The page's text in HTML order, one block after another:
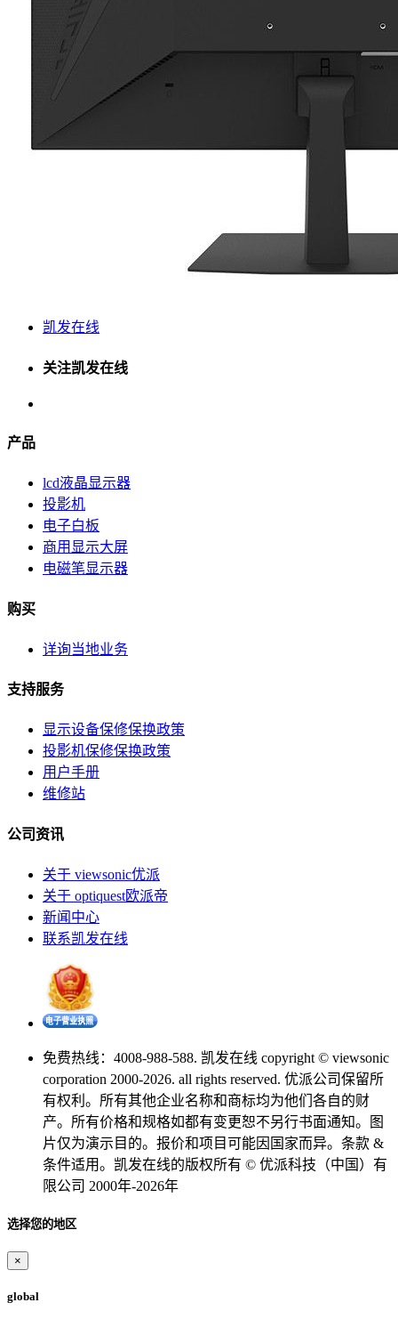
凯发在线
关注凯发在线
产品
lcd液晶显示器
投影机
电子白板
商用显示大屏
电磁笔显示器
购买
详询当地业务
支持服务
显示设备保修保换政策
投影机保修保换政策
用户手册
维修站
公司资讯
关于 viewsonic优派
关于 optiquest欧派帝
新闻中心
联系凯发在线
免费热线：4008-988-588. 凯发在线 copyright © viewsonic
corporation 2000-2026. all rights reserved. 优派公司保留所
有权利。所有其他企业名称和商标均为他们各自的财
产。所有价格和规格如都有变更恕不另行书面通知。图
片仅为演示目的。报价和项目可能因国家而异。条款 &
条件适用。凯发在线的版权所有 © 优派科技（中国）有
限公司 2000年-2026年
选择您的地区
×
global